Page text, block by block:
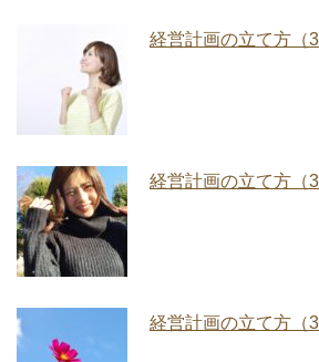
経営計画の立て方（
経営計画の立て方（
経営計画の立て方（